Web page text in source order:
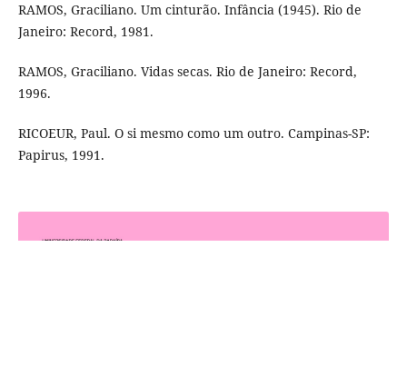
RAMOS, Graciliano. Um cinturão. Infância (1945). Rio de
Janeiro: Record, 1981.
RAMOS, Graciliano. Vidas secas. Rio de Janeiro: Record,
1996.
RICOEUR, Paul. O si mesmo como um outro. Campinas-SP:
Papirus, 1991.